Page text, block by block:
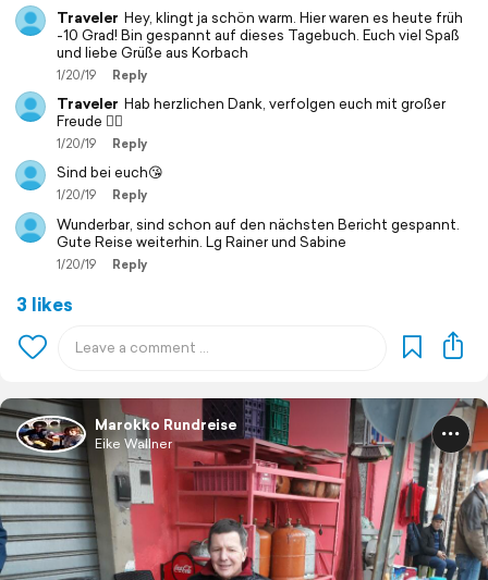
Traveler Hey, klingt ja schön warm. Hier waren es heute früh
-10 Grad! Bin gespannt auf dieses Tagebuch. Euch viel Spaß
und liebe Grüße aus Korbach
1/20/19 Reply
Traveler Hab herzlichen Dank, verfolgen euch mit großer
Freude 🙋‍♀️
1/20/19 Reply
Sind bei euch😘
1/20/19 Reply
Wunderbar, sind schon auf den nächsten Bericht gespannt.
Gute Reise weiterhin. Lg Rainer und Sabine
1/20/19 Reply
3 likes
Marokko Rundreise
Eike Wallner